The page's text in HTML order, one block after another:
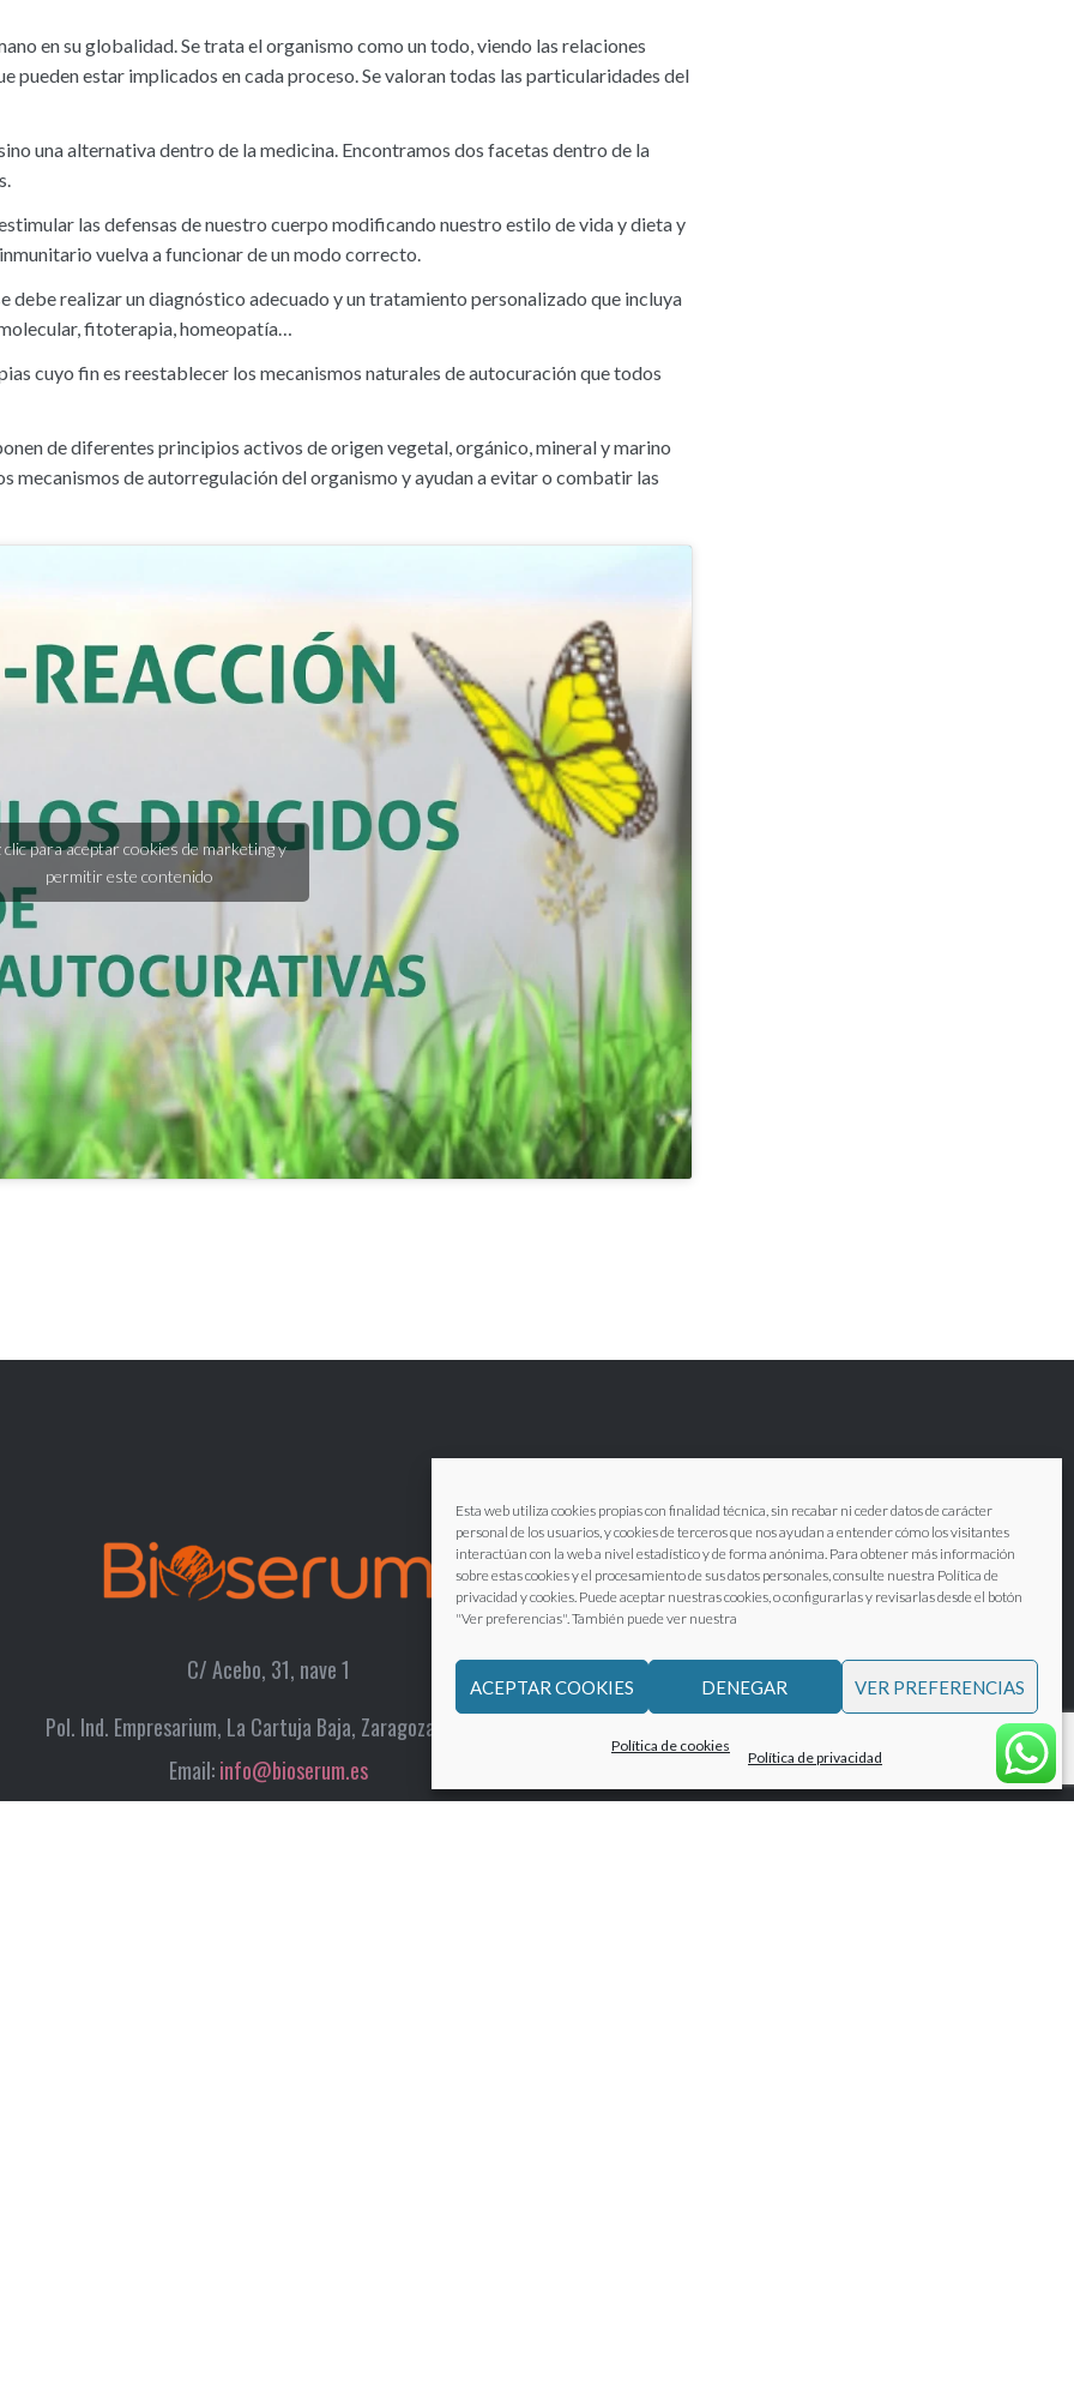
Esta web utiliza cookies propias con finalidad técnica, sin recabar ni ceder datos de carácter
personal de los usuarios, y cookies de terceros que nos ayudan a entender cómo los visitantes
interactúan con la web a nivel estadístico y de forma anónima. Para obtener más información
sobre estas cookies y el procesamiento de sus datos personales, consulte nuestra Política de
privacidad y cookies. Puede aceptar nuestras cookies, o configurarlas y revisarlas desde el botón
"Ver preferencias". También puede ver nuestra
ACEPTAR COOKIES DENEGAR VER PREFERENCIAS
Política de cookies
Política de privacidad
en su globalidad. Se trata el organismo como un todo, viendo las relaciones
pueden estar implicados en cada proceso. Se valoran todas las particularidades del
una alternativa dentro de la medicina. Encontramos dos facetas dentro de la
las defensas de nuestro cuerpo modificando nuestro estilo de vida y dieta y
vuelva a funcionar de un modo correcto.
debe realizar un diagnóstico adecuado y un tratamiento personalizado que incluya
fitoterapia, homeopatía…
cuyo fin es reestablecer los mecanismos naturales de autocuración que todos
de diferentes principios activos de origen vegetal, orgánico, mineral y marino
mecanismos de autorregulación del organismo y ayudan a evitar o combatir las
clic para aceptar cookies de marketing y
permitir este contenido
C/ Acebo, 31, nave 1
Pol. Ind. Empresarium, La Cartuja Baja, Zaragoza 50720
Email:info@bioserum.es